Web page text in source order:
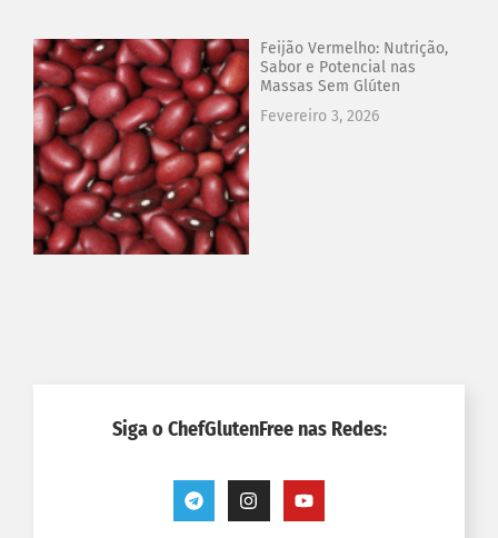
Feijão Vermelho: Nutrição,
Sabor e Potencial nas
Massas Sem Glúten
Fevereiro 3, 2026
Siga o ChefGlutenFree nas Redes: